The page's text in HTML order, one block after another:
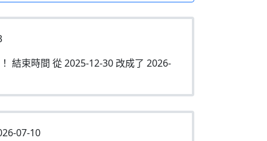
結束時間 從 2025-12-30 改成了 2026-
07-10